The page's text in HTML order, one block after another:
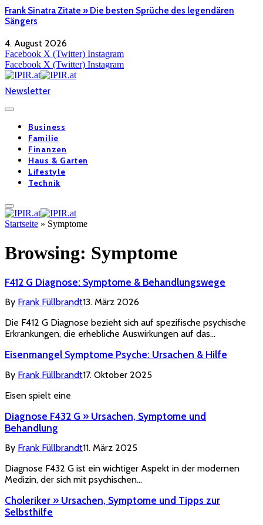
Frank Sinatra Zitate » Die besten Sprüche des legendären
Sängers
4. August 2026
Facebook X (Twitter) Instagram
Facebook X (Twitter) Instagram
Newsletter
Business
Familie
Finanzen
Haus & Garten
Lifestyle
Technik
Startseite » Symptome
Browsing: Symptome
F412 G Diagnose: Symptome & Behandlungswege
By Frank Füllbrandt13. März 2026
Die F412 G Diagnose bezieht sich auf spezifische psychische
Erkrankungen, die erhebliche Auswirkungen auf das…
Eisenmangel Symptome Psyche: Ursachen & Hilfe
By Frank Füllbrandt17. Oktober 2025
Eisen spielt eine
Diagnose F432 G » Ursachen, Symptome und
Behandlung
By Frank Füllbrandt11. März 2025
Diagnose F432 G ist ein wichtiger Aspekt in der modernen
Medizin, der sich mit psychischen…
Choleriker » Ursachen, Symptome und Tipps zur
Selbsthilfe